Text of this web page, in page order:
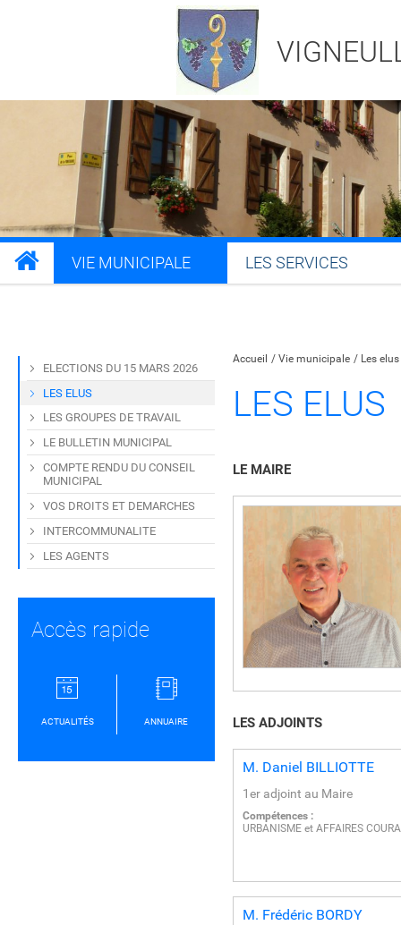
VIE MUNICIPALE LES SERVICES
Accueil Vie municipale Les elus
LES ELUS
LE MAIRE
LES ADJOINTS
M. Daniel BILLIOTTE
1er adjoint au Maire
Compétences :
URBANISME et AFFAIRES
M. Frédéric BORDY
ELECTIONS DU 15 MARS 2026
LES ELUS
LES GROUPES DE TRAVAIL
LE BULLETIN MUNICIPAL
COMPTE RENDU DU CONSEIL
MUNICIPAL
VOS DROITS ET DEMARCHES
INTERCOMMUNALITE
LES AGENTS
Accès rapide
ACTUALITÉS ANNUAIRE